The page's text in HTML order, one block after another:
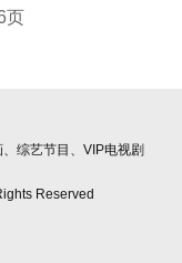
页
综艺节目、VIP电视剧
Reserved